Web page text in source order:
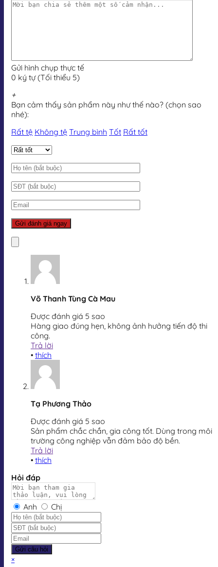
Gửi hình chụp thực tế
0 ký tự (Tối thiểu 5)
+
Bạn cảm thấy sản phẩm này như thế nào? (chọn sao
nhé):
Rất tệ Không tệ Trung bình Tốt Rất tốt
Võ Thanh Tùng Cà Mau
Được đánh giá 5 sao
Hàng giao đúng hẹn, không ảnh hưởng tiến độ thi
công.
Trả lời
• thích
Tạ Phương Thảo
Được đánh giá 5 sao
Sản phẩm chắc chắn, gia công tốt. Dùng trong môi
trường công nghiệp vẫn đảm bảo độ bền.
Trả lời
• thích
Hỏi đáp
Anh Chị
Gửi câu hỏi
×